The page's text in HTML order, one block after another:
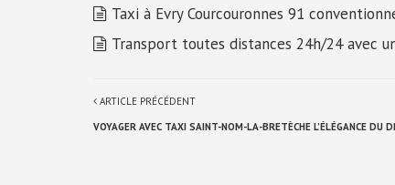
Taxi à Evry Courcouronnes 91
Transport toutes distances 24h/24 avec
ARTICLE PRÉCÉDENT
VOYAGER AVEC TAXI SAINT-NOM-LA-BRETÈCHE L’ÉLÉGANCE